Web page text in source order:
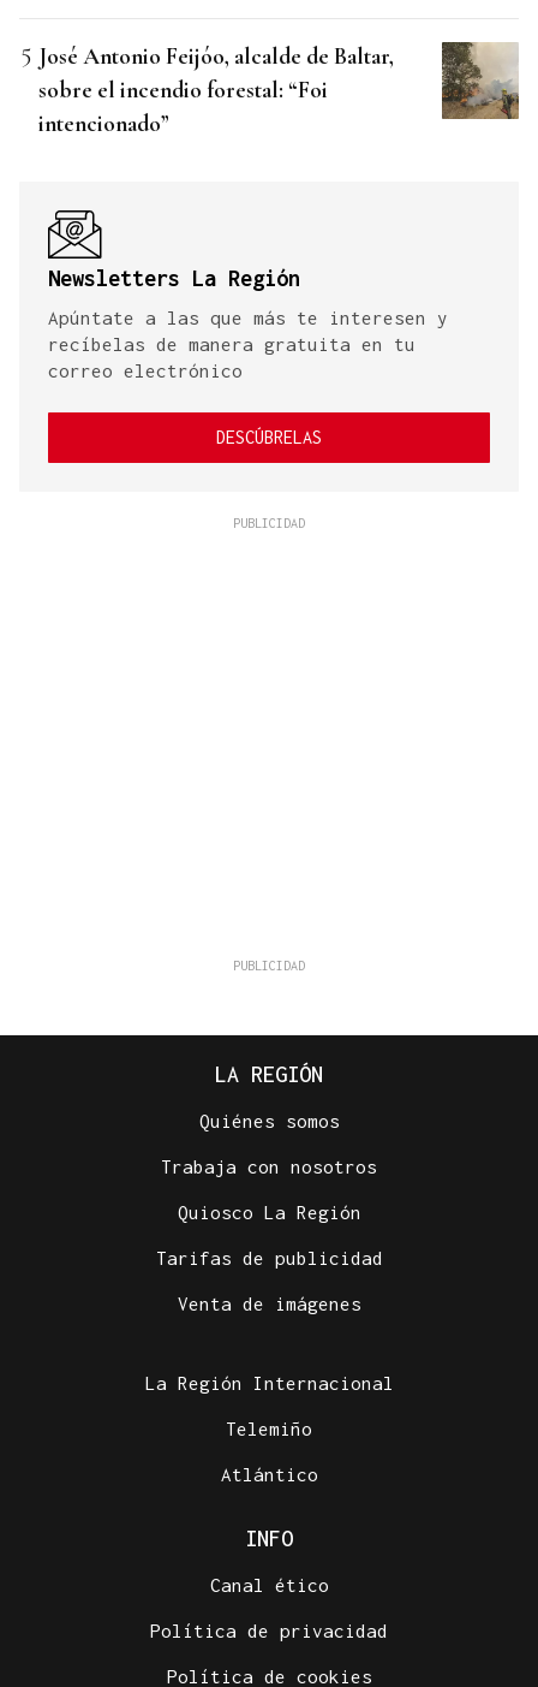
José Antonio Feijóo, alcalde de Baltar,
sobre el incendio forestal: “Foi
intencionado”
Newsletters La Región
Apúntate a las que más te interesen y
recíbelas de manera gratuita en tu
correo electrónico
DESCÚBRELAS
LA REGIÓN
Quiénes somos
Trabaja con nosotros
Quiosco La Región
Tarifas de publicidad
Venta de imágenes
La Región Internacional
Telemiño
Atlántico
INFO
Canal ético
Política de privacidad
Política de cookies